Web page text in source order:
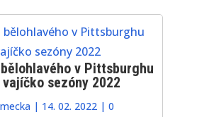
v Pittsburghu
sezóny 2022
| 14. 02. 2022 |0